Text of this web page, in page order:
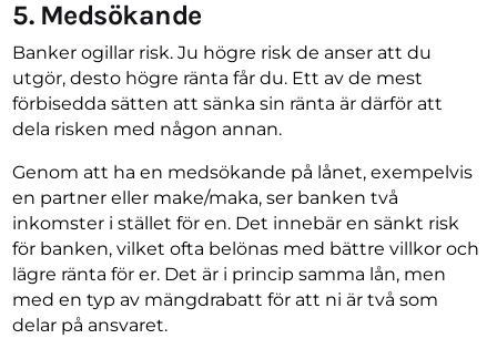
5. Medsökande
Banker ogillar risk. Ju högre risk de anser att du
utgör, desto högre ränta får du. Ett av de mest
förbisedda sätten att sänka sin ränta är därför att
dela risken med någon annan.
Genom att ha en medsökande på lånet, exempelvis
en partner eller make/maka, ser banken två
inkomster i stället för en. Det innebär en sänkt risk
för banken, vilket ofta belönas med bättre villkor och
lägre ränta för er. Det är i princip samma lån, men
med en typ av mängdrabatt för att ni är två som
delar på ansvaret.